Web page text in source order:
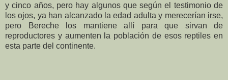
y cinco años, pero hay algunos que según el testimonio de
los ojos, ya han alcanzado la edad adulta y merecerían irse,
pero Bereche los mantiene allí para que sirvan de
reproductores y aumenten la población de esos reptiles en
esta parte del continente.